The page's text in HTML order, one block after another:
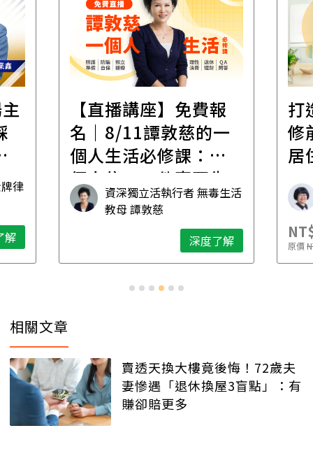
活
解
打造安心住的家｜裝
修前必懂！住到老的
居住規劃全攻略
林黛羚
深度了解
遺
財
產
原價
相關文章
賣透天換大樓竟後悔！72歲夫
妻慘遇「退休換屋3盲點」：有
賺卻賠更多